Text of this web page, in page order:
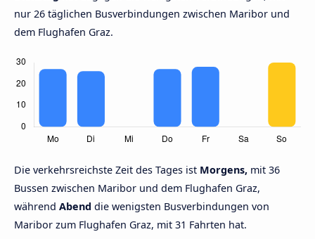
nur 26 täglichen Busverbindungen zwischen Maribor und
dem Flughafen Graz.
Die verkehrsreichste Zeit des Tages ist Morgens, mit 36
Bussen zwischen Maribor und dem Flughafen Graz,
während Abend die wenigsten Busverbindungen von
Maribor zum Flughafen Graz, mit 31 Fahrten hat.